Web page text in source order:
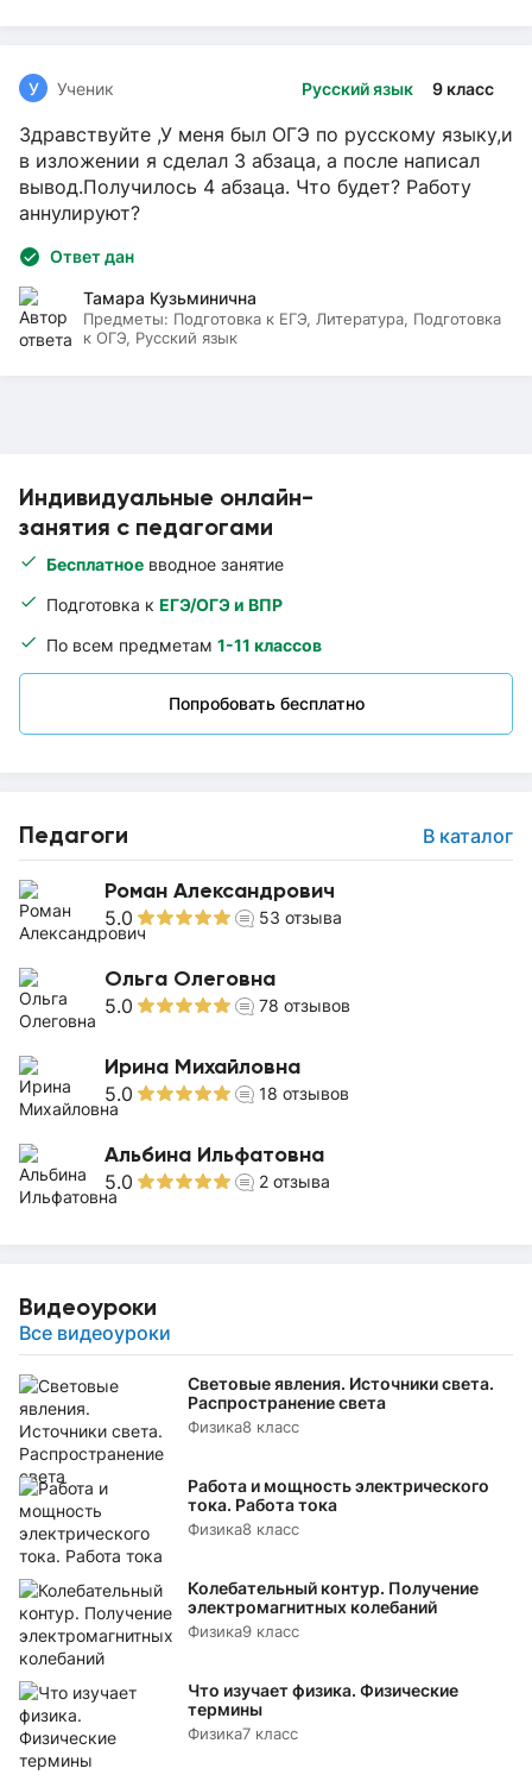
Индивидуальные онлайн-
занятия с педагогами
Бесплатное вводное занятие
Подготовка к ЕГЭ/ОГЭ и ВПР
По всем предметам 1-11 классов
Попробовать бесплатно
Педагоги В каталог
Роман Александрович
5.0 53 отзыва
Ольга Олеговна
5.0 78 отзывов
Ирина Михайловна
5.0 18 отзывов
Альбина Ильфатовна
5.0 2 отзыва
Видеоуроки
Все видеоуроки
Световые явления. Источники света.
Распространение света
Физика8 класс
Работа и мощность электрического
тока. Работа тока
Физика8 класс
Колебательный контур. Получение
электромагнитных колебаний
Физика9 класс
Что изучает физика. Физические
термины
Физика7 класс
Русский язык 9 класс
У Ученик
Здравствуйте ,У меня был ОГЭ по русскому языку,и
в изложении я сделал 3 абзаца, а после написал
вывод.Получилось 4 абзаца. Что будет? Работу
аннулируют?
Ответ дан
Тамара Кузьминична
Предметы: Подготовка к ЕГЭ, Литература, Подготовка
к ОГЭ, Русский язык